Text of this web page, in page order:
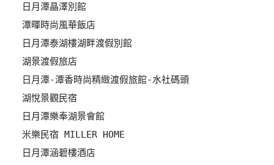
戶
客
服
聯
絡
Line
日月潭晶澤別館
潭暉時尚風華飯店
日月潭泰湖樓湖畔渡假別館
湖景渡假旅店
日月潭-潭香時尚精緻渡假旅館-水社碼頭
湖悅景觀民宿
日月潭樂奉湖景會館
米樂民宿 MILLER HOME
日月潭涵碧樓酒店